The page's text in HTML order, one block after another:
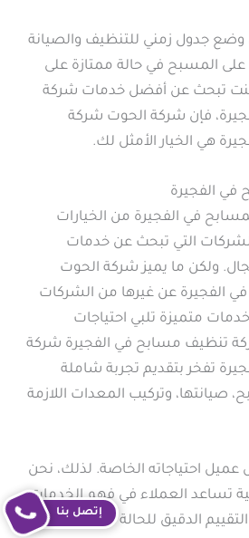
جدول زمني للتنظيف والصيانة
المسبح في حالة ممتازة على
كنت تبحث عن أفضل خدمات شركة
فإن شركة الحوت شركة
هي الخيار الأمثل لك.
الفجيرة
في الفجيرة من الخيارات
التي تبحث عن خدمات
ولكن ما يميز شركة الحوت
الفجيرة عن غيرها من الشركات
متميزة تلبي احتياجات
تنظيف مسابح في الفجيرة شركة
تفخر بتقديم تجربة شاملة
وتركيب المعدات اللازمة
عميل احتياجاته الخاصة. لذلك، نحن
تساعد العملاء في فهم الخدمات
الدقيق للحالة الحالية
إتصل بنا